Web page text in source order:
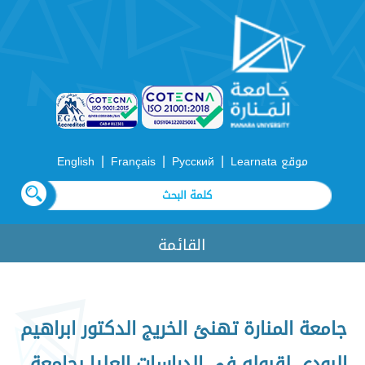
موقع Learnata |
Русский
|
Français
|
English
القائمة
جامعة المنارة تهنئ الخريج الدكتور ابراهيم